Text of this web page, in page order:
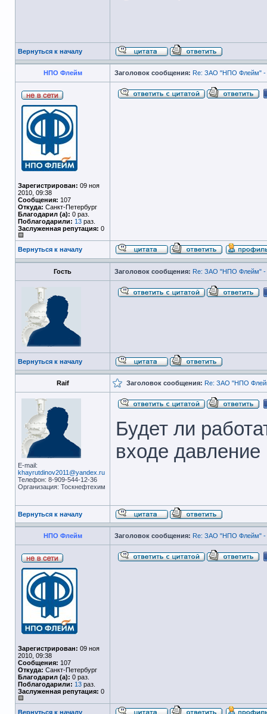
Вернуться к началу
НПО Флейм Заголовок сообщения: Re: ЗАО "НПО Флейм" -
Зарегистрирован: 09 ноя
2010, 09:38
Сообщения: 107
Откуда: Санкт-Петербург
Благодарил (а): 0 раз.
Поблагодарили: 13 раз.
Заслуженная репутация: 0
Вернуться к началу
Гость Заголовок сообщения: Re: ЗАО "НПО Флейм" -
Вернуться к началу
Raif Заголовок сообщения: Re: ЗАО "НПО
E-mail:
khayrutdinov2011@yandex.ru
Телефон: 8-909-544-12-36
Организация: Тоскнефтехим
Будет ли
входе
Вернуться к началу
НПО Флейм Заголовок сообщения: Re: ЗАО "НПО Флейм" -
Зарегистрирован: 09 ноя
2010, 09:38
Сообщения: 107
Откуда: Санкт-Петербург
Благодарил (а): 0 раз.
Поблагодарили: 13 раз.
Заслуженная репутация: 0
Вернуться к началу